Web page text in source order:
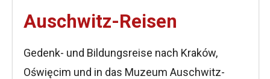
Auschwitz-Reisen
Gedenk- und Bildungsreise nach Kraków,
Oświęcim und in das Muzeum Auschwitz-